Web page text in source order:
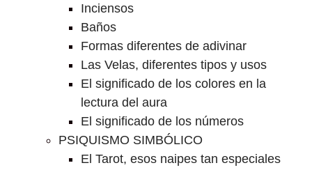
Inciensos
Baños
Formas diferentes de adivinar
Las Velas, diferentes tipos y usos
El significado de los colores en la
lectura del aura
El significado de los números
PSIQUISMO SIMBÓLICO
El Tarot, esos naipes tan especiales